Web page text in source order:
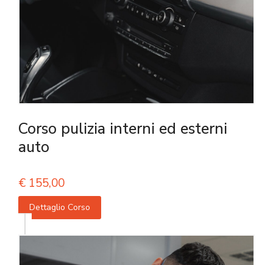
Corso pulizia interni ed esterni
auto
€ 155,00
Dettaglio Corso